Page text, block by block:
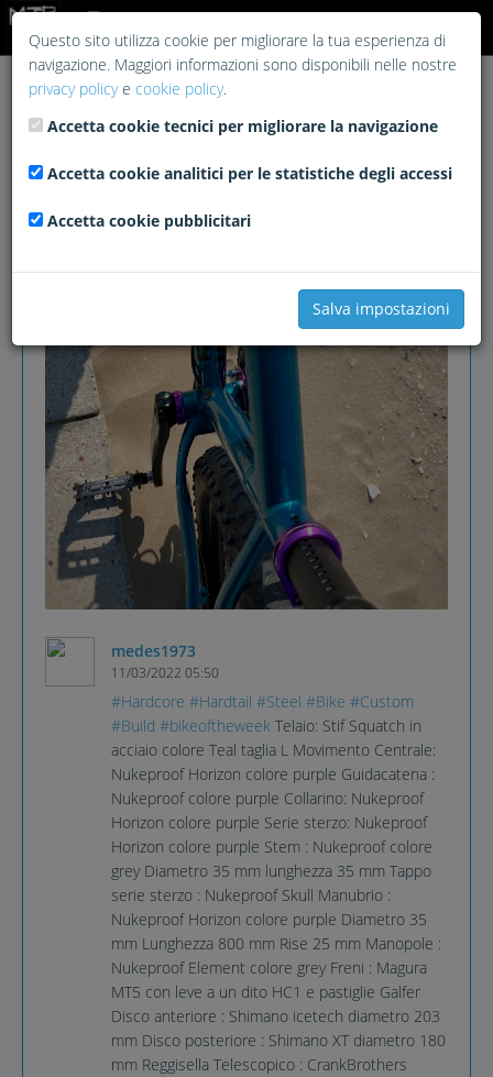
medes1973
11/03/2022 05:50
#Hardcore #Hardtail #Steel #Bike #Custom
#Build #bikeoftheweek Telaio: Stif Squatch in
acciaio colore Teal taglia L Movimento Centrale:
Nukeproof Horizon colore purple Guidacatena :
Nukeproof colore purple Collarino: Nukeproof
Horizon colore purple Serie sterzo: Nukeproof
Horizon colore purple Stem : Nukeproof colore
grey Diametro 35 mm lunghezza 35 mm Tappo
serie sterzo : Nukeproof Skull Manubrio :
Nukeproof Horizon colore purple Diametro 35
mm Lunghezza 800 mm Rise 25 mm Manopole :
Nukeproof Element colore grey Freni : Magura
MT5 con leve a un dito HC1 e pastiglie Galfer
Disco anteriore : Shimano icetech diametro 203
mm Disco posteriore : Shimano XT diametro 180
mm Reggisella Telescopico : CrankBrothers
Questo sito utilizza cookie per migliorare la tua esperienza di
navigazione. Maggiori informazioni sono disponibili nelle nostre
privacy policye cookie policy.
Accetta cookie tecnici per migliorare la navigazione
Accetta cookie analitici per le statistiche degli accessi
Accetta cookie pubblicitari
Salva impostazioni